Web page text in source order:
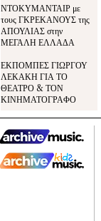
ΝΤΟΚΥΜΑΝΤΑΙΡ με
τους ΓΚΡΕΚΑΝΟΥΣ της
ΑΠΟΥΛΙΑΣ στην
ΜΕΓΑΛΗ ΕΛΛΑΔΑ
ΕΚΠΟΜΠΕΣ ΓΙΩΡΓΟΥ
ΛΕΚΑΚΗ ΓΙΑ ΤΟ
ΘΕΑΤΡΟ & ΤΟΝ
ΚΙΝΗΜΑΤΟΓΡΑΦΟ